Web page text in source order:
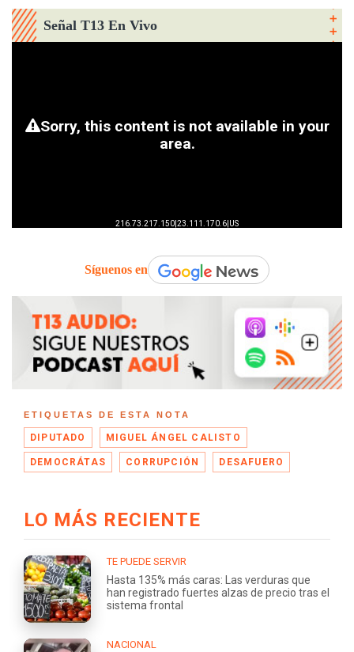
Señal T13 En Vivo
Síguenos en
ETIQUETAS DE ESTA NOTA
DIPUTADO MIGUEL ÁNGEL CALISTO
DEMOCRÁTAS CORRUPCIÓN DESAFUERO
LO MÁS RECIENTE
TE PUEDE SERVIR
Hasta 135% más caras: Las verduras que
han registrado fuertes alzas de precio tras el
sistema frontal
NACIONAL